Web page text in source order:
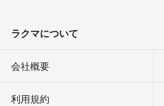
ラクマについて
会社概要
利用規約